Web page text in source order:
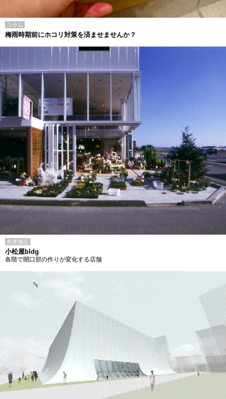
コラム
梅雨時期前にホコリ対策を済ませませんか？
商業施設
小松屋bldg
各階で開口部の作りが変化する店舗